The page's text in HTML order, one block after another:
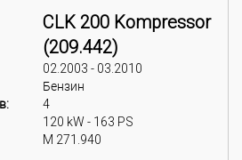
CLK 200 Kompressor
(209.442)
02.2003 - 03.2010
Бензин
4
120 kW - 163 PS
M 271.940